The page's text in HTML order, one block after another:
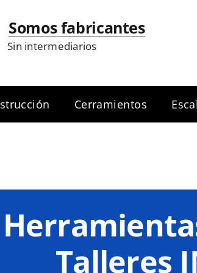
Somos fabricantes
Sin intermediarios
Cerramientos
Talleres